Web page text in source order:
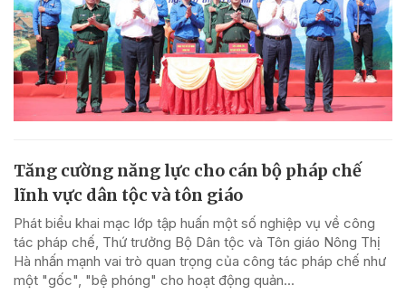
Tăng cường năng lực cho cán bộ pháp chế
lĩnh vực dân tộc và tôn giáo
Phát biểu khai mạc lớp tập huấn một số nghiệp vụ về công
tác pháp chế, Thứ trưởng Bộ Dân tộc và Tôn giáo Nông Thị
Hà nhấn mạnh vai trò quan trọng của công tác pháp chế như
một "gốc", "bệ phóng" cho hoạt động quản...